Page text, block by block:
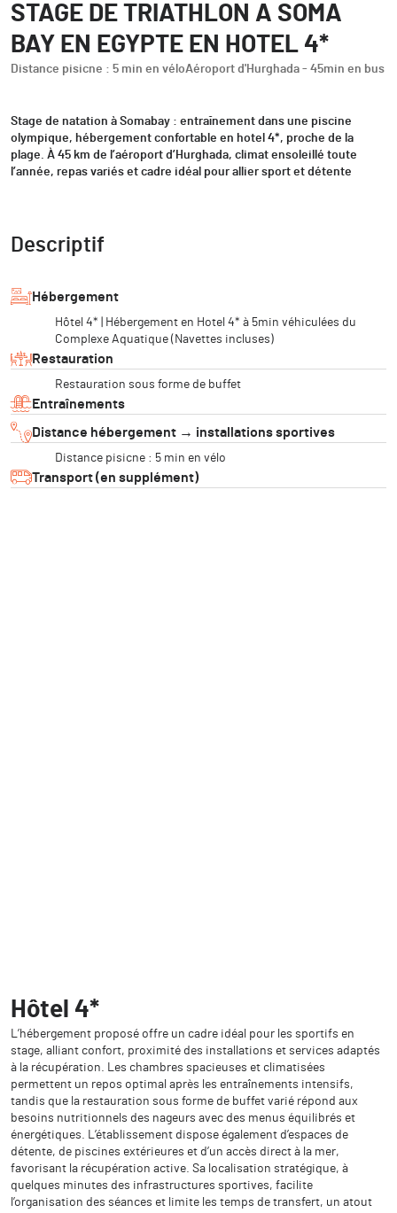
STAGE DE TRIATHLON A SOMA
BAY EN EGYPTE EN HOTEL 4*
Distance pisicne : 5 min en véloAéroport d'Hurghada - 45min en bus
Stage de natation à Somabay : entraînement dans une piscine
olympique, hébergement confortable en hotel 4*, proche de la
plage. À 45 km de l’aéroport d’Hurghada, climat ensoleillé toute
l’année, repas variés et cadre idéal pour allier sport et détente
Descriptif
Hébergement
Hôtel 4* | Hébergement en Hotel 4* à 5min véhiculées du
Complexe Aquatique (Navettes incluses)
Restauration
Restauration sous forme de buffet
Entraînements
Distance hébergement → installations sportives
Distance pisicne : 5 min en vélo
Transport (en supplément)
Hôtel 4*
L’hébergement proposé offre un cadre idéal pour les sportifs en
stage, alliant confort, proximité des installations et services adaptés
à la récupération. Les chambres spacieuses et climatisées
permettent un repos optimal après les entraînements intensifs,
tandis que la restauration sous forme de buffet varié répond aux
besoins nutritionnels des nageurs avec des menus équilibrés et
énergétiques. L’établissement dispose également d’espaces de
détente, de piscines extérieures et d’un accès direct à la mer,
favorisant la récupération active. Sa localisation stratégique, à
quelques minutes des infrastructures sportives, facilite
l’organisation des séances et limite les temps de transfert, un atout